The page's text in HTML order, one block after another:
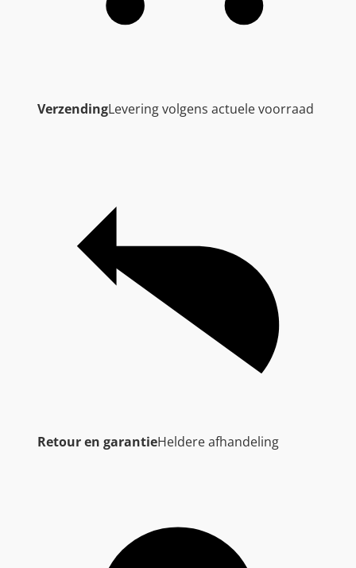
VerzendingLevering volgens actuele voorraad
Retour en garantieHeldere afhandeling